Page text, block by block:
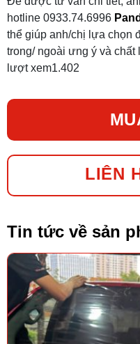
hotline 0933.74.6996
thể giúp anh/chị lựa chọn
trong/ ngoài ưng ý và
lượt xem1.402
LIÊN
Tin tức về sản